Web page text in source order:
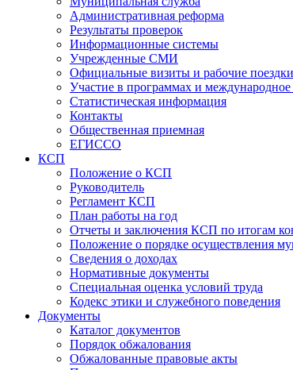
Административная реформа
Результаты проверок
Информационные системы
Учрежденные СМИ
Официальные визиты и рабочие поездки
Участие в программах и международное
Статистическая информация
Контакты
Общественная приемная
ЕГИССО
КСП
Положение о КСП
Руководитель
Регламент КСП
План работы на год
Отчеты и заключения КСП по итогам
Положение о порядке осуществления
Сведения о доходах
Нормативные документы
Специальная оценка условий труда
Кодекс этики и служебного поведения
Документы
Каталог документов
Порядок обжалования
Обжалованные правовые акты